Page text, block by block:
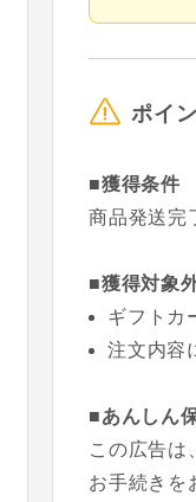
ポイ
■獲得条件
商品発送完
■獲得対象
ギフトカ
注文内容
■あんしん
この広告は
お手続きを